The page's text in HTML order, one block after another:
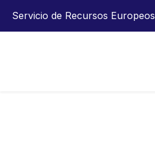
Servicio de Recursos Europeos